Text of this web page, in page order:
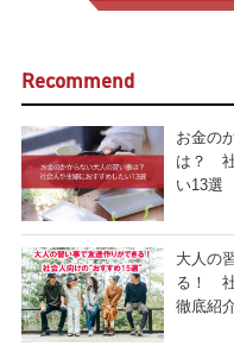
Recommend
お金の
は？ 社
い13選
大人の
る！ 社
徹底紹